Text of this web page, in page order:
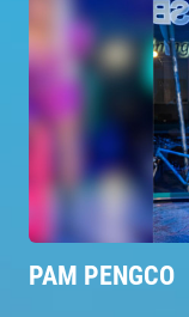
PAM PENGCO